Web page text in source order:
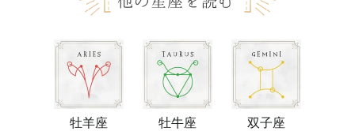
牡羊座 牡牛座 双子座